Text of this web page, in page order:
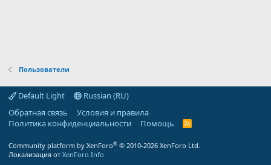
Пользователи
Default Light
Russian (RU)
Обратная связь
Условия и правила
Политика конфиденциальности
Помощь
R
Community platform by XenForo® © 2010-2026 XenForo Ltd.
Локализация от XenForo.Info